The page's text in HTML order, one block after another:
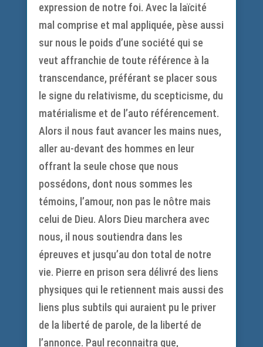
expression de notre foi. Avec la laïcité
mal comprise et mal appliquée, pèse aussi
sur nous le poids d’une société qui se
veut affranchie de toute référence à la
transcendance, préférant se placer sous
le signe du relativisme, du scepticisme, du
matérialisme et de l’auto référencement.
Alors il nous faut avancer les mains nues,
aller au-devant des hommes en leur
offrant la seule chose que nous
possédons, dont nous sommes les
témoins, l’amour, non pas le nôtre mais
celui de Dieu. Alors Dieu marchera avec
nous, il nous soutiendra dans les
épreuves et jusqu’au don total de notre
vie. Pierre en prison sera délivré des liens
physiques qui le retiennent mais aussi des
liens plus subtils qui auraient pu le priver
de la liberté de parole, de la liberté de
l’annonce. Paul reconnaitra que,